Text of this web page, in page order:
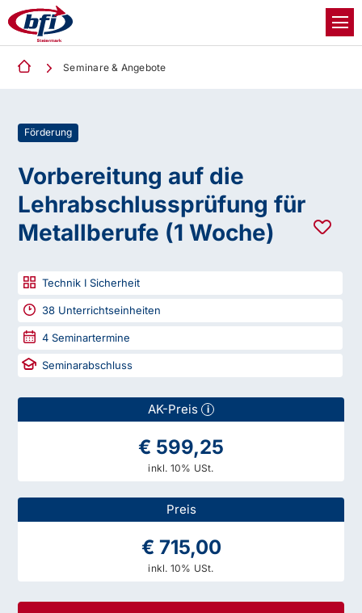
Seminare & Angebote
Förderung
Vorbereitung auf die
Lehrabschlussprüfung für
Metallberufe (1 Woche)
Technik I Sicherheit
38 Unterrichtseinheiten
4 Seminartermine
Seminarabschluss
AK-Preis i
€ 599,25
inkl. 10% USt.
Preis
€ 715,00
inkl. 10% USt.